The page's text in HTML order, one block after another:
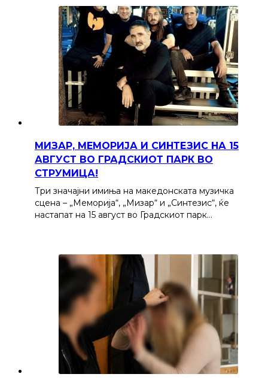
МИЗАР, МЕМОРИЈА И СИНТЕЗИС НА 15
АВГУСТ ВО ГРАДСКИОТ ПАРК ВО
СТРУМИЦА!
Три значајни имиња на македонската музичка
сцена – „Меморија“, „Мизар“ и „Синтезис“, ќе
настапат на 15 август во Градскиот парк…